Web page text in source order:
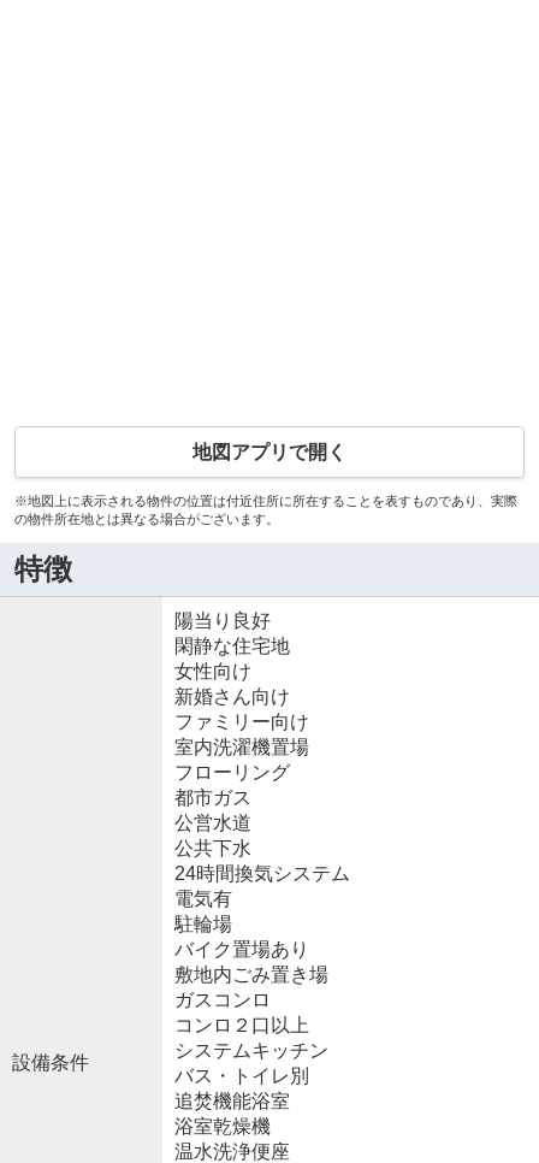
地図アプリで開く
※地図上に表示される物件の位置は付近住所に所在することを表すものであり、実際
の物件所在地とは異なる場合がございます。
特徴
設備条件
陽当り良好
閑静な住宅地
女性向け
新婚さん向け
ファミリー向け
室内洗濯機置場
フローリング
都市ガス
公営水道
公共下水
24時間換気システム
電気有
駐輪場
バイク置場あり
敷地内ごみ置き場
ガスコンロ
コンロ２口以上
システムキッチン
バス・トイレ別
追焚機能浴室
浴室乾燥機
温水洗浄便座